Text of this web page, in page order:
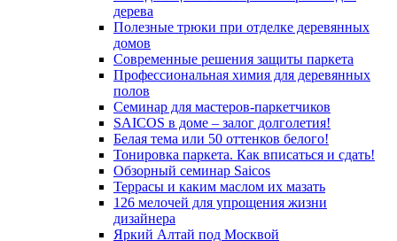
дерева
Полезные трюки при отделке деревянных
домов
Современные решения защиты паркета
Профессиональная химия для деревянных
полов
Семинар для мастеров-паркетчиков
SAICOS в доме – залог долголетия!
Белая тема или 50 оттенков белого!
Тонировка паркета. Как вписаться и сдать!
Обзорный семинар Saicos
Террасы и каким маслом их мазать
126 мелочей для упрощения жизни
дизайнера
Яркий Алтай под Москвой